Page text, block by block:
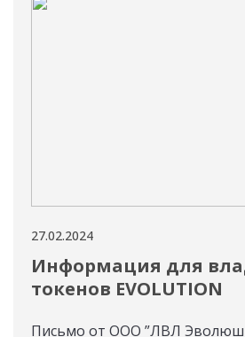
27.02.2024
Информация для
токенов EVOLUTION
Письмо от ООО ”ЛВЛ